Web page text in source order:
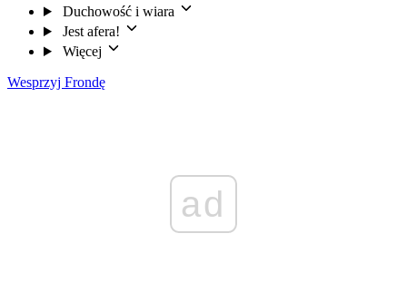
Duchowość i wiara
Jest afera!
Więcej
Wesprzyj Frondę
ad